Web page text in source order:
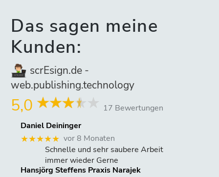
Das sagen meine
Kunden:
scrEsign.de -
web.publishing.technology
5,0
17 Bewertungen
Daniel Deininger
★★★★★ vor 8 Monaten
Schnelle und sehr saubere Arbeit
immer wieder Gerne
Hansjörg Steffens Praxis Narajek